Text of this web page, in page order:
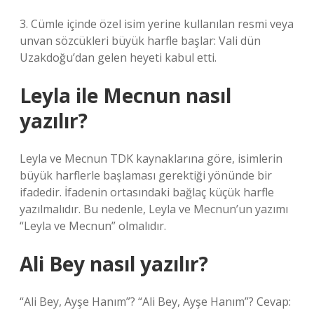
3. Cümle içinde özel isim yerine kullanılan resmi veya
unvan sözcükleri büyük harfle başlar: Vali dün
Uzakdoğu’dan gelen heyeti kabul etti.
Leyla ile Mecnun nasıl
yazılır?
Leyla ve Mecnun TDK kaynaklarına göre, isimlerin
büyük harflerle başlaması gerektiği yönünde bir
ifadedir. İfadenin ortasındaki bağlaç küçük harfle
yazılmalıdır. Bu nedenle, Leyla ve Mecnun’un yazımı
“Leyla ve Mecnun” olmalıdır.
Ali Bey nasıl yazılır?
“Ali Bey, Ayşe Hanım”? “Ali Bey, Ayşe Hanım”? Cevap: